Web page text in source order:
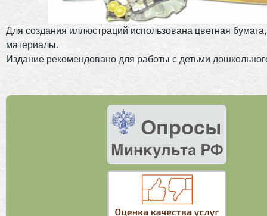
Для создания иллюстраций использована цветная
материалы.
Издание рекомендовано для работы с детьми